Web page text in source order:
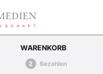
WARENKORB
Bezahlen